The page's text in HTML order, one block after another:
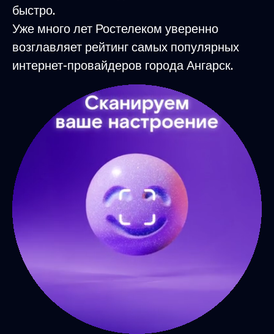
быстро.
Уже много лет Ростелеком уверенно
возглавляет рейтинг самых популярных
интернет-провайдеров города Ангарск.